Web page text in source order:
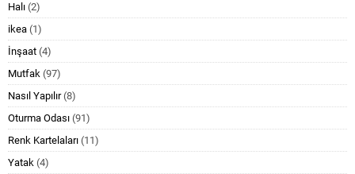
Halı (2)
ikea (1)
İnşaat (4)
Mutfak (97)
Nasıl Yapılır(8)
Oturma Odası (91)
Renk Kartelaları (11)
Yatak (4)